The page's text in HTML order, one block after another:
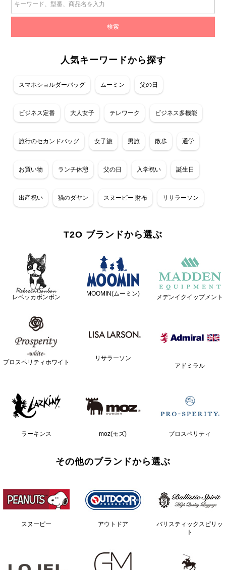
人気キーワードから探す
スマホショルダーバッグ ムーミン 父の日
ビジネス定番 大人女子 テレワーク ビジネス多機能
旅行のセカンドバッグ 女子旅 男旅 散歩 通学
お買い物 ランチ休憩 父の日 入学祝い 誕生日
出産祝い 猫のダヤン スヌーピー 財布 リサラーソン
T2O ブランドから選ぶ
レベッカボンボン MOOMIN(ムーミン) メデンイクイップメント
プロスペリティホワイト
リサラーソン
アドミラル
ラーキンス moz(モズ) プロスペリティ
その他のブランドから選ぶ
スヌーピー アウトドア
バリスティックスピリッ
ト